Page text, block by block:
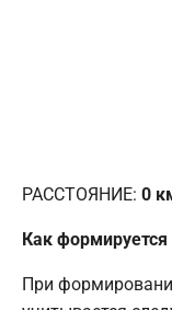
РАССТОЯНИЕ: 0
Как формируется
При